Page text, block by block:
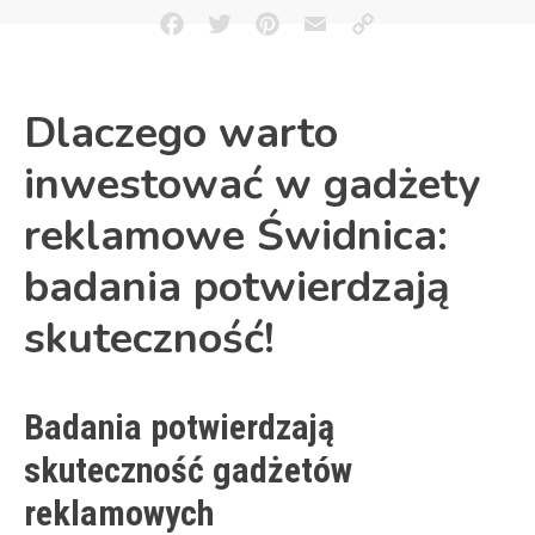
FacebookTwitterPinterestEmailCopy
Dlaczego warto
inwestować w gadżety
reklamowe Świdnica:
badania potwierdzają
skuteczność!
Badania potwierdzają
skuteczność gadżetów
reklamowych